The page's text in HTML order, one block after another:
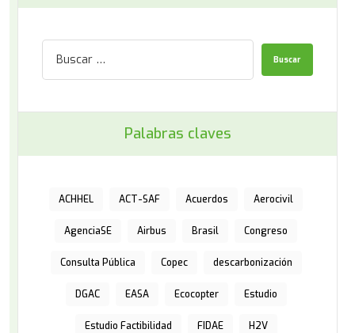
Palabras claves
ACHHEL ACT-SAF Acuerdos Aerocivil
AgenciaSE Airbus Brasil Congreso
Consulta Pública Copec descarbonización
DGAC EASA Ecocopter Estudio
Estudio Factibilidad FIDAE H2V